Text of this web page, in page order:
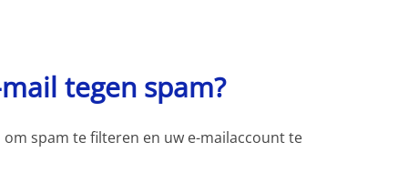
tegen spam?
spam te filteren en uw e-mailaccount te